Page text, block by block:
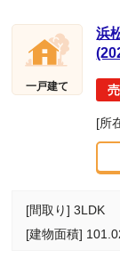
一戸建て
浜
[所
[間取り] 3LDK
[建物面積]